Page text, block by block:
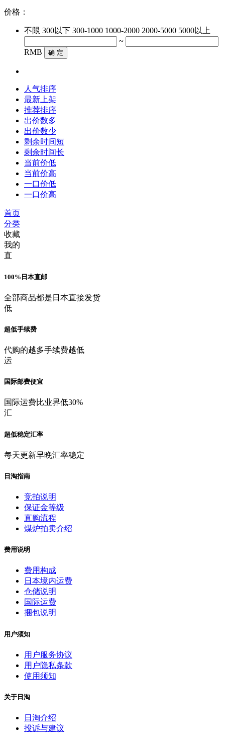
价格：
不限 300以下 300-1000 1000-2000 2000-5000 5000以上
~
RMB
确 定
人气排序
最新上架
推荐排序
出价数多
出价数少
剩余时间短
剩余时间长
当前价低
当前价高
一口价低
一口价高
首页
分类
收藏
我的
直
100%日本直邮
全部商品都是日本直接发货
低
超低手续费
代购的越多手续费越低
运
国际邮费便宜
国际运费比业界低30%
汇
超低稳定汇率
每天更新早晚汇率稳定
日淘指南
竞拍说明
保证金等级
直购流程
煤炉拍卖介绍
费用说明
费用构成
日本境内运费
仓储说明
国际运费
捆包说明
用户须知
用户服务协议
用户隐私条款
使用须知
关于日淘
日淘介绍
投诉与建议